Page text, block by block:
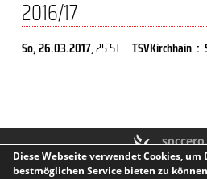
2016/17
So, 26.03.2017, 25.ST TSVKirchhain :
© 2006 -
Diese Webseite verwendet Cookies, um
bestmöglichen Service bieten zu